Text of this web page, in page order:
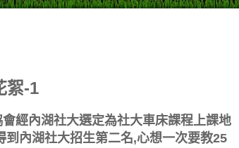
絮-1
經內湖社大選定為社大車床課程上課地
到內湖社大招生第二名,心想一次要教25